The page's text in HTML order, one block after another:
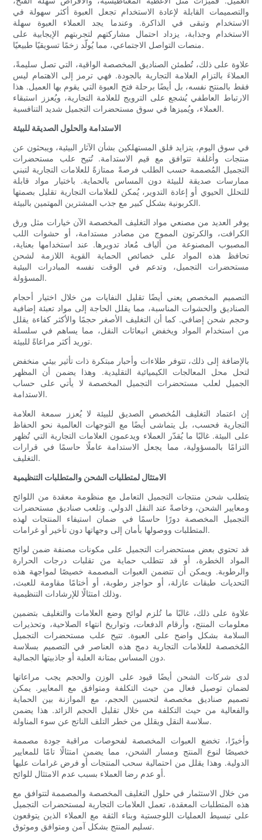
والتصميمات القابلة لإعادة الاستخدام تجعل العبوة أكثر سهولة في
الاستخدام وتبقى في الذاكرة. وعندما يجد العملاء العبوة سهلة
الاستخدام وجذابة، يزداد احتمال مشاركتهم لتجربتهم الإيجابية على
منصات التواصل الاجتماعي، مما يُولّد زخمًا تسويقيًا طبيعيًا.
علاوة على ذلك، تُطمئن الصناديق المخصصة الواقية، التي تصل سليمةً،
العملاءَ بالتزام العلامة التجارية بالجودة. فهي ترمز إلى الاهتمام ليس
فقط بالمنتج نفسه، بل أيضًا برحلة فتح العبوة التي يقوم بها العميل. هذا
الارتباط العاطفي يُشجع على الترويج للعلامة التجارية، ويُعزز استبقاء
العملاء، ويُميزها في سوق مستحضرات التجميل شديد التنافسية.
الاستدامة والحلول الصديقة للبيئة
في سوق اليوم، يتزايد قلق المستهلكين بشأن الآثار البيئية، ويبحثون عن
منتجات وأغلفة تتوافق مع قيم الاستدامة. تُتيح علب مستحضرات
التجميل المُصممة حسب الطلب فرصةً ممتازةً للعلامات التجارية لتبني
ممارسات صديقة للبيئة دون المساس بالحماية. باختيار مواد قابلة
للتحلل الحيوي أو إعادة التدوير، يُمكن للعلامات التجارية تقليل بصمتها
الكربونية بشكل كبير مع جذب المشترين المهتمين بالبيئة.
يوفر العديد من مصنعي مواد التغليف المخصصة الآن خيارات مثل ورق
الكرافت، والكرتون المموج من مصادر مستدامة، أو حشوات اللب
المصبوب المصنوعة من ألياف مُعاد تدويرها. عند استخدامها بعناية،
تحافظ هذه المواد على خصائص الحماية القوية اللازمة لشحن
مستحضرات التجميل، وتدعم في الوقت نفسه المبادرات البيئية
المسؤولة.
التصميم المخصص يعني أيضًا تقليل النفايات من خلال اختيار أحجام
الصناديق والحشوات المناسبة، مما يقلل الحاجة إلى مواد تعبئة إضافية
وحجم شحن إضافي. كما أن التغليف الأصغر حجمًا والأكثر كفاءة يقلل
من استخدام المواد ويخفض انبعاثات النقل، مما يساهم في سلسلة
توريد أكثر مراعاةً للبيئة.
بالإضافة إلى ذلك، تتوفر طلاءات وأحبار مبتكرة ذات تأثير بيئي منخفض
لتحل محل المعالجات الكيميائية التقليدية. وهذا يضمن أن المظهر
الجميل لعلب مستحضرات التجميل المخصصة لا يأتي على حساب
الاستدامة.
إن اعتماد التغليف المُخصص الصديق للبيئة لا يُعزز سمعة العلامة
التجارية فحسب، بل يتماشى أيضًا مع التوجهات العالمية نحو الحفاظ
على البيئة. غالبًا ما يُقدّر العملاء ويدعمون العلامات التجارية التي تُظهر
التزامًا بالمسؤولية، مما يجعل الاستدامة عاملًا حاسمًا في قرارات
التغليف.
الامتثال لمتطلبات الشحن والمتطلبات التنظيمية
يتطلب شحن منتجات التجميل التعامل مع منظومة معقدة من اللوائح
ومعايير الشحن، وخاصةً عند النقل الدولي. وتلعب صناديق مستحضرات
التجميل المخصصة دورًا حاسمًا في ضمان استيفاء المنتجات لهذه
المتطلبات ووصولها بأمان إلى وجهاتها دون تأخير أو غرامات.
قد تحتوي بعض مستحضرات التجميل على مكونات مصنفة ضمن لوائح
المواد الخطرة، أو قد تتطلب حماية من تقلبات درجات الحرارة
والرطوبة. ويمكن أن تتضمن العبوات المصممة خصيصًا لمواجهة هذه
التحديات طبقات عازلة، أو حواجز رطوبة، أو أختامًا مقاومة للعبث،
وذلك امتثالًا للإرشادات التنظيمية.
علاوة على ذلك، غالبًا ما تُلزم لوائح وضع العلامات والتغليف بتضمين
معلومات المنتج، وأرقام الدفعات، وتواريخ انتهاء الصلاحية، وتحذيرات
السلامة بشكل واضح على العبوة. تتيح علب مستحضرات التجميل
المُخصصة للعلامات التجارية دمج هذه العناصر في التصميم بسلاسة
دون المساس بمتانة العلبة أو جاذبيتها الجمالية.
لدى شركات الشحن أيضًا قيود على الوزن والحجم يجب مراعاتها
لضمان توصيل فعال من حيث التكلفة ومتوافق مع المعايير. يمكن
تصميم صناديق مخصصة لتحسين الحجم، مع الموازنة بين الحماية
والفعالية من حيث التكلفة من خلال تقليل الحجم الزائد. هذا يضمن
سلاسة النقل ويقلل من خطر التلف الناتج عن سوء المناولة.
وأخيرًا، تخضع العبوات المخصصة لفحوصات مراقبة جودة مصممة
خصيصًا لنوع المنتج ومسار الشحن، مما يضمن امتثالًا تامًا للمعايير
الدولية. وهذا يقلل من احتمالية سحب المنتجات أو فرض غرامات عليها
أو عدم رضا العملاء بسبب عدم الامتثال للوائح.
من خلال الاستثمار في حلول التغليف المخصصة والمصممة لتتوافق مع
هذه المتطلبات المعقدة، تعمل العلامات التجارية لمستحضرات التجميل
على تبسيط العمليات اللوجستية وبناء الثقة مع العملاء الذين يتوقعون
تسليم المنتج بشكل آمن ومتوافق وموثوق.